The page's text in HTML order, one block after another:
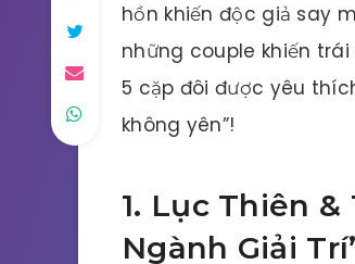
hồn khiến độc giả say
những couple khiến
5 cặp đôi được yêu
không yên”!
1. Lục Thiên &
Ngành Giải